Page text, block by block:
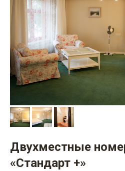
Двухместные
«Стандарт +»